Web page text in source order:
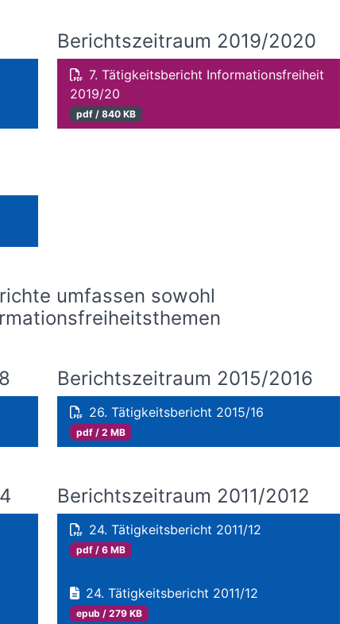
Berichtszeitraum 2019/2020
7. Tätigkeitsbericht Informationsfreiheit
2019/20
pdf / 840 KB
umfassen sowohl
Berichtszeitraum 2015/2016
26. Tätigkeitsbericht 2015/16
pdf / 2 MB
Berichtszeitraum 2011/2012
24. Tätigkeitsbericht 2011/12
pdf / 6 MB
24. Tätigkeitsbericht 2011/12
epub / 279 KB